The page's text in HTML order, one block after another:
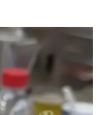
筑健康中国